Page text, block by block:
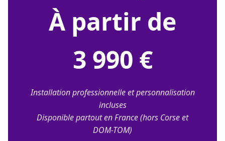
À partir de
3 990 €
Installation professionnelle et personnalisation
incluses
Disponible partout en France (hors Corse et
DOM-TOM)